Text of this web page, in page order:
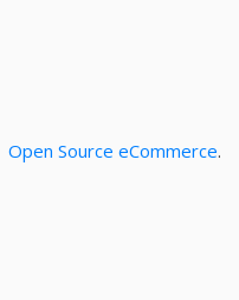
Open Source eCommerce.